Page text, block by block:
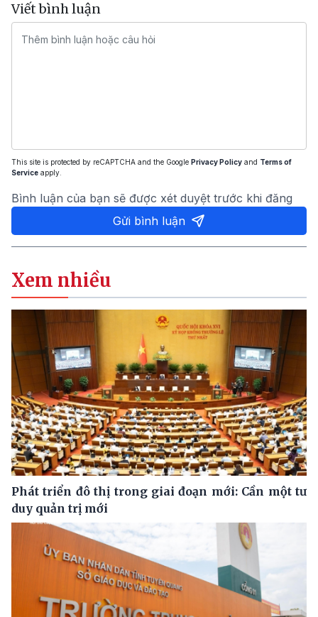
Viết bình luận
This site is protected by reCAPTCHA and the Google Privacy Policy and Terms of
Service apply.
Bình luận của bạn sẽ được xét duyệt trước khi đăng
Gửi bình luận
Xem nhiều
Phát triển đô thị trong giai đoạn mới: Cần một tư
duy quản trị mới